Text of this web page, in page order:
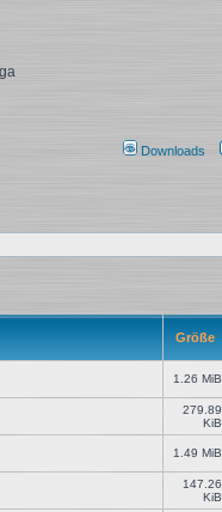
Downloads
Größe
1.26 MiB
279.89
KiB
1.49 MiB
147.26
KiB